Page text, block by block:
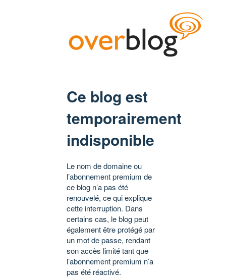
Ce blog est
temporairement
indisponible
Le nom de domaine ou
l’abonnement premium de
ce blog n’a pas été
renouvelé, ce qui explique
cette interruption. Dans
certains cas, le blog peut
également être protégé par
un mot de passe, rendant
son accès limité tant que
l’abonnement premium n’a
pas été réactivé.